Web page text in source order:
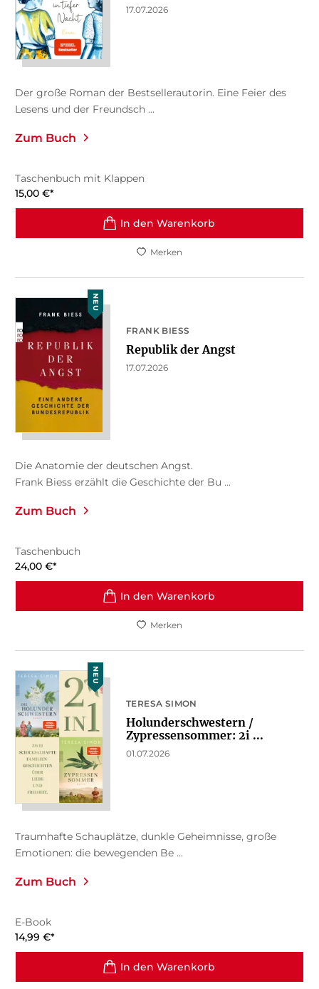
17.07.2026
Der große Roman der Bestsellerautorin. Eine Feier des
Lesens und der Freundsch ...
Zum Buch
Taschenbuch mit Klappen
15,00 €*
In den Warenkorb
Merken
NEU
FRANK BIESS
Republik der Angst
17.07.2026
Die Anatomie der deutschen Angst.
Frank Biess erzählt die Geschichte der Bu ...
Zum Buch
Taschenbuch
24,00 €*
In den Warenkorb
Merken
NEU
TERESA SIMON
Holunderschwestern /
Zypressensommer: 2i ...
01.07.2026
Traumhafte Schauplätze, dunkle Geheimnisse, große
Emotionen: die bewegenden Be ...
Zum Buch
E-Book
14,99 €*
In den Warenkorb